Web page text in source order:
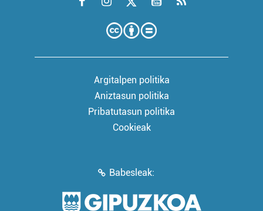
Argitalpen politika
Aniztasun politika
Pribatutasun politika
Cookieak
Babesleak: